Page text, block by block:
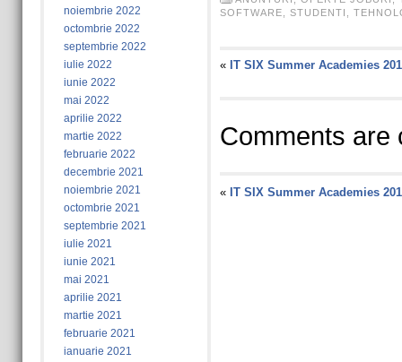
noiembrie 2022
octombrie 2022
septembrie 2022
iulie 2022
iunie 2022
mai 2022
aprilie 2022
martie 2022
februarie 2022
decembrie 2021
noiembrie 2021
octombrie 2021
septembrie 2021
iulie 2021
iunie 2021
mai 2021
aprilie 2021
martie 2021
februarie 2021
ianuarie 2021
SOFTWARE
STUDENTI
« IT SIX Summer Academies
Comments are
« IT SIX Summer Academies